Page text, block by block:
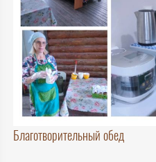
Благотворительный обед